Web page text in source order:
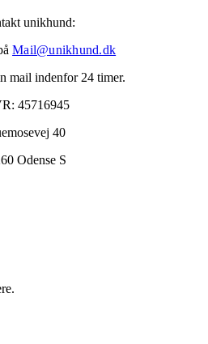
unikhund:
Mail@unikhund.dk
mail indenfor 24 timer.
45716945
40
Odense S